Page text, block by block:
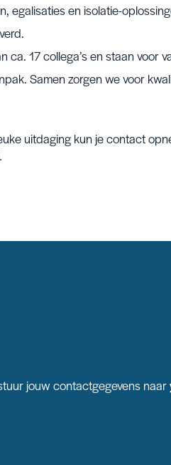
egalisaties en isolatie-
ca. 17 collega’s en staan voor
Samen zorgen we voor
uitdaging kun je contact
jouw contactgegevens naar